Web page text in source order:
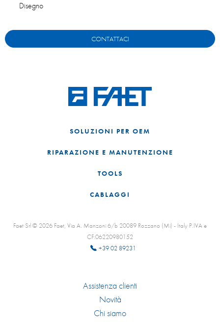
Disegno
CONTATTACI
SOLUZIONI PER OEM
RIPARAZIONE E MANUTENZIONE
TOOLS
CABLAGGI
Faet Srl © 2026 Faet, Via A. Manzoni 6/b 20089 Rozzano (Mi) - Italy P.IVA e
CF:06220980152
+39 02 89231
Assistenza clienti
Novità
Chi siamo